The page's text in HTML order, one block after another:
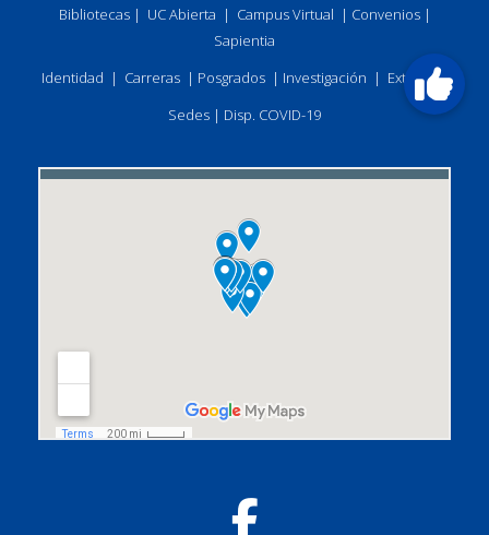
Bibliotecas| UC Abierta | Campus Virtual | Convenios|
Sapientia
Identidad | Carreras | Posgrados | Investigación | Extensión
Sedes | Disp. COVID-19